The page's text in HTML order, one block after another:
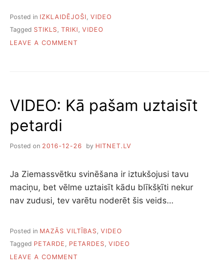
Posted in IZKLAIDĒJOŠI VIDEO
Tagged STIKLS, TRIKI, VIDEO
LEAVE A COMMENT
VIDEO: Kā pašam uztaisīt
petardi
Posted on 2016-12-26 by HITNET.LV
Ja Ziemassvētku svinēšana ir iztukšojusi tavu
maciņu, bet vēlme uztaisīt kādu blīkšķīti nekur
nav zudusi, tev varētu noderēt šis veids…
Posted in MAZĀS VILTĪBAS VIDEO
Tagged PETARDE , PETARDES, VIDEO
LEAVE A COMMENT